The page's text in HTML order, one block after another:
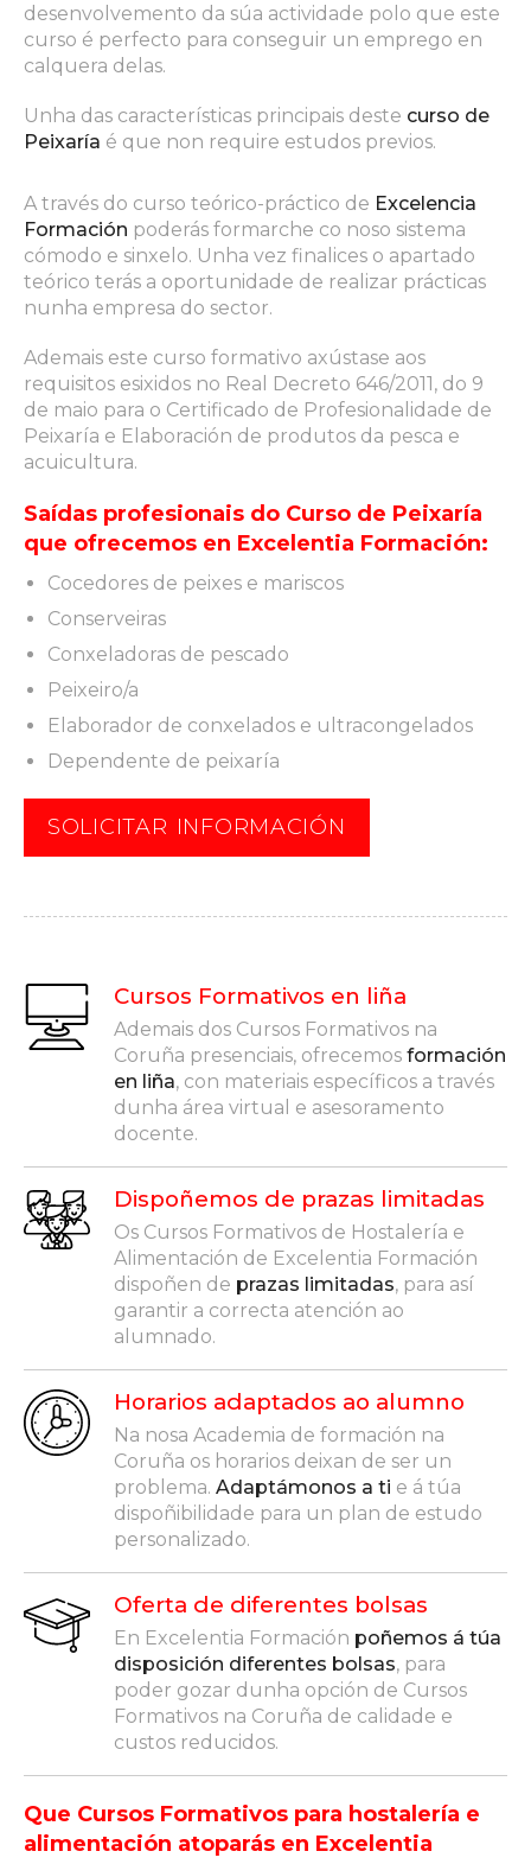
desenvolvemento da súa actividade polo que este
curso é perfecto para conseguir un emprego en
calquera delas.
Unha das características principais deste curso de
Peixaría é que non require estudos previos.
A través do curso teórico-práctico de Excelencia
Formación poderás formarche co noso sistema
cómodo e sinxelo. Unha vez finalices o apartado
teórico terás a oportunidade de realizar prácticas
nunha empresa do sector.
Ademais este curso formativo axústase aos
requisitos esixidos no Real Decreto 646/2011, do 9
de maio para o Certificado de Profesionalidade de
Peixaría e Elaboración de produtos da pesca e
acuicultura.
Saídas profesionais do Curso de Peixaría
que ofrecemos en Excelentia Formación:
Cocedores de peixes e mariscos
Conserveiras
Conxeladoras de pescado
Peixeiro/a
Elaborador de conxelados e ultracongelados
Dependente de peixaría
SOLICITAR INFORMACIÓN
Cursos Formativos en liña
Ademais dos Cursos Formativos na
Coruña presenciais, ofrecemos formación
en liña, con materiais específicos a través
dunha área virtual e asesoramento
docente.
Dispoñemos de prazas limitadas
Os Cursos Formativos de Hostalería e
Alimentación de Excelentia Formación
dispoñen de prazas limitadas, para así
garantir a correcta atención ao
alumnado.
Horarios adaptados ao alumno
Na nosa Academia de formación na
Coruña os horarios deixan de ser un
problema. Adaptámonos a ti e á túa
dispoñibilidade para un plan de estudo
personalizado.
Oferta de diferentes bolsas
En Excelentia Formación poñemos á túa
disposición diferentes bolsas, para
poder gozar dunha opción de Cursos
Formativos na Coruña de calidade e
custos reducidos.
Que Cursos Formativos para hostalería e
alimentación atoparás en Excelentia